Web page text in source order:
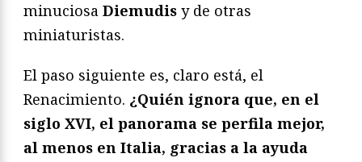
minuciosa Diemudis y de otras
miniaturistas.
El paso siguiente es, claro está, el
Renacimiento. ¿Quién ignora que, en el
siglo XVI, el panorama se perfila mejor,
al menos en Italia, gracias a la ayuda